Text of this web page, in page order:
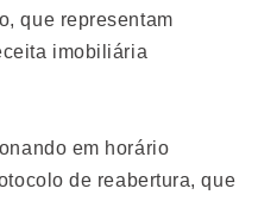
que representam
imobiliária
em horário
de reabertura, que